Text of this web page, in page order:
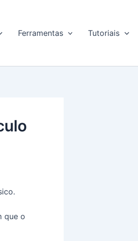
Ferramentas Tutoriais
que o